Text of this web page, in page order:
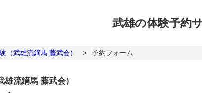
武雄の体験予約
（武雄流鏑馬 藤武会） > 予約フォーム
流鏑馬 藤武会）